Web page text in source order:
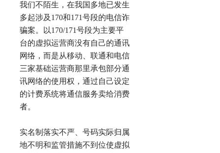
我们不陌生，在我国多地已发生
多起涉及170和171号段的电信诈
骗案。以170/171号段为主要平
台的虚拟运营商没有自己的通讯
网络，而是从移动、联通和电信
三家基础运营商那里承包部分通
讯网络的使用权，通过自己设定
的计费系统将通信服务卖给消费
者。
实名制落实不严、号码实际归属
地不明和监管措施不到位使虚拟